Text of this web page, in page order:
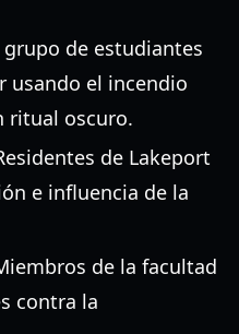
grupo de estudiantes
usando el incendio
ritual oscuro.
de Lakeport
e influencia de la
de la facultad
contra la